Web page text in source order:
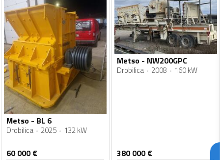
Metso - BL 6
Drobilica 2025 132 kW
60 000€
Metso - NW200GPC
Drobilica 2008 160 kW
380 000€